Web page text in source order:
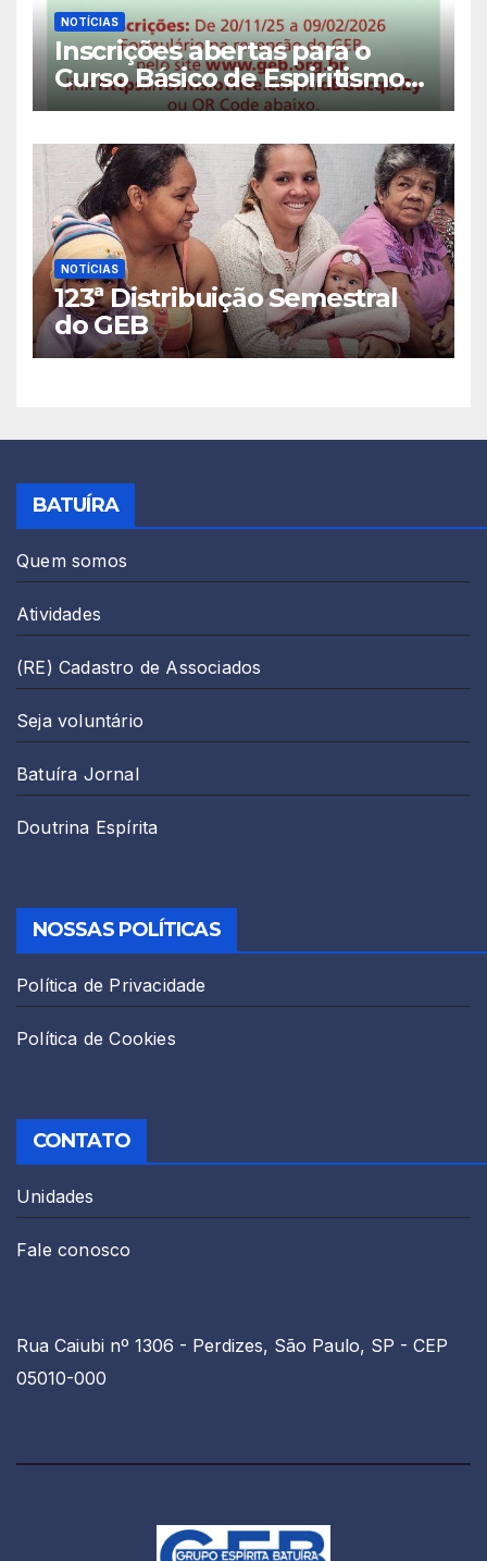
NOTÍCIAS
Inscrições abertas para o
Curso Básico de Espiritismo
2026!
NOTÍCIAS
123ª Distribuição Semestral
do GEB
BATUÍRA
Quem somos
Atividades
(RE) Cadastro de Associados
Seja voluntário
Batuíra Jornal
Doutrina Espírita
NOSSAS POLÍTICAS
Política de Privacidade
Política de Cookies
CONTATO
Unidades
Fale conosco
Rua Caiubi nº 1306 - Perdizes, São Paulo, SP - CEP
05010-000